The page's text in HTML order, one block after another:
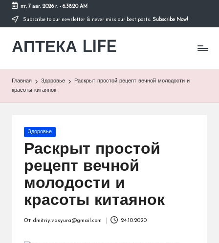
Перейти
содержимому
пт, 7 авг. 2026 г.- 6:38:20 AM
Subscribe to our newsletter & never miss our best posts. Subscribe Now!
АПТЕКА LIFE
сайт
Главная Здоровье
Раскрыт простой рецепт вечной молодости и
красоты китаянок
Опубликовано
Здоровье
Раскрыт простой
рецепт вечной
молодости и
красоты китаянок
От dmitriy.vasyura@gmail.com 24.10.2020